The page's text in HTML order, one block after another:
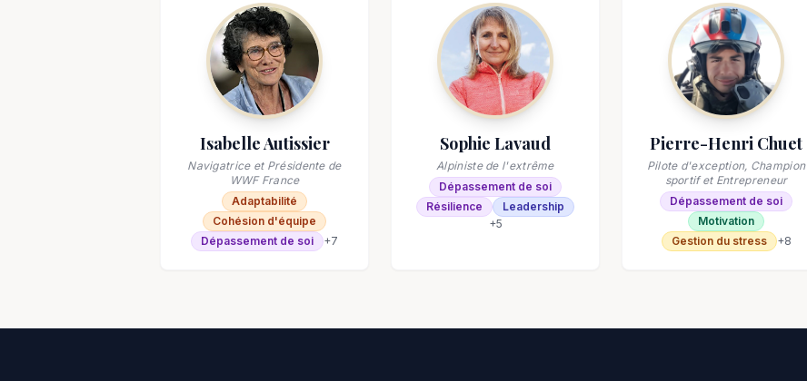
Isabelle Autissier
Navigatrice et Présidente de
WWF France
Adaptabilité
Cohésion d'équipe
Dépassement de soi
+7
Sophie Lavaud
Alpiniste de l'extrême
Dépassement de soi
Résilience
Leadership
+5
Pierre-Henri Chuet
Pilote d'exception, Champion
sportif et Entrepreneur
Dépassement de soi
Motivation
Gestion du stress
+8